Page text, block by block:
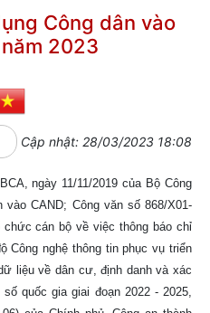
Công dân vào
2023
Cập nhật: 28/03/2023 18:08
ngày 11/11/2019 của Bộ Công
CAND; Công văn số 868/X01-
chức cán bộ về việc thông báo chỉ
Công nghệ thông tin phục vụ triển
liệu về dân cư, định danh và xác
quốc gia giai đoạn 2022 - 2025,